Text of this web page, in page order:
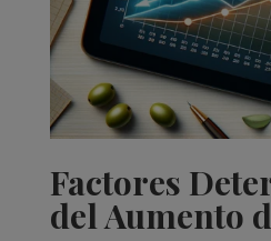
Factores
del Aumento